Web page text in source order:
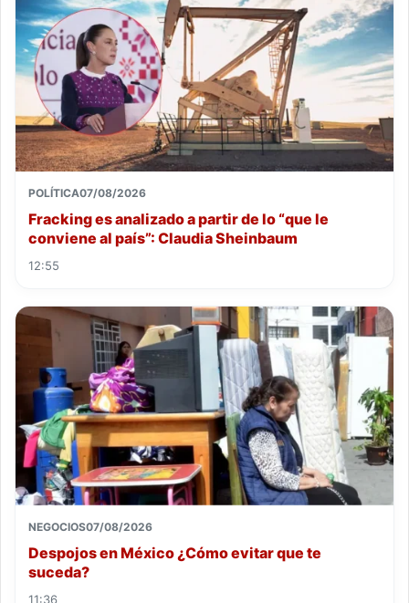
POLÍTICA07/08/2026
Fracking es analizado a partir de lo “que le
conviene al país”: Claudia Sheinbaum
12:55
NEGOCIOS07/08/2026
Despojos en México ¿Cómo evitar que te
suceda?
11:36